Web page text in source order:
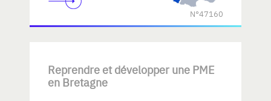
N°47160
Reprendre et développer une PME
en Bretagne